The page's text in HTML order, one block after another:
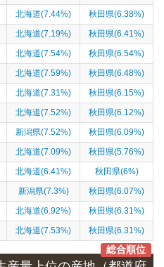
北海道(7.44%)
秋田県(6.38%)
北海道(7.19%)
秋田県(6.41%)
北海道(7.54%)
秋田県(6.54%)
北海道(7.59%)
秋田県(6.48%)
北海道(7.31%)
秋田県(6.15%)
北海道(7.52%)
秋田県(6.12%)
新潟県(7.52%)
秋田県(6.09%)
北海道(7.09%)
秋田県(5.76%)
北海道(6.41%)
秋田県(6%)
新潟県(7.3%)
秋田県(6.07%)
北海道(6.92%)
秋田県(6.31%)
北海道(7.53%) 秋田県(6.31%)
総合順位